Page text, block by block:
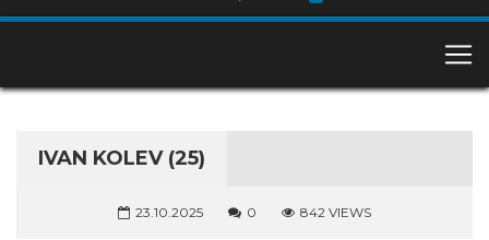
IVAN KOLEV (25)
23.10.2025 0 842 VIEWS